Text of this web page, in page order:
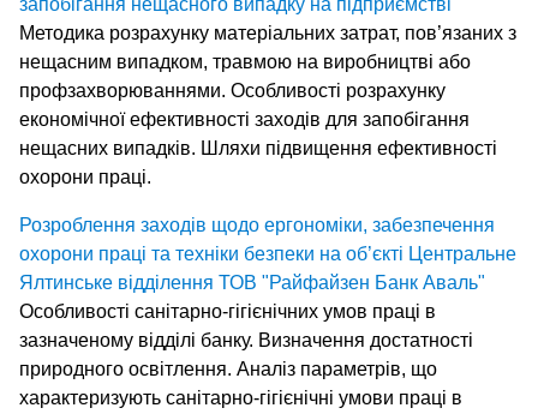
запобігання нещасного випадку на підприємстві
Методика розрахунку матеріальних затрат, пов’язаних з
нещасним випадком, травмою на виробництві або
профзахворюваннями. Особливості розрахунку
економічної ефективності заходів для запобігання
нещасних випадків. Шляхи підвищення ефективності
охорони праці.
Розроблення заходів щодо ергономіки, забезпечення
охорони праці та техніки безпеки на об’єкті Центральне
Ялтинське відділення ТОВ "Райфайзен Банк Аваль"
Особливості санітарно-гігієнічних умов праці в
зазначеному відділі банку. Визначення достатності
природного освітлення. Аналіз параметрів, що
характеризують санітарно-гігієнічні умови праці в